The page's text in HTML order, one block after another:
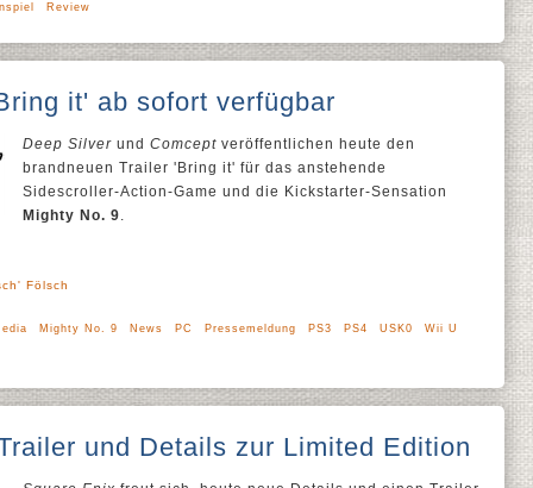
Review
it' ab sofort verfügbar
Deep Silver und Comcept veröffentlichen heute den
brandneuen Trailer 'Bring it' für das anstehende
Sidescroller-Action-Game und die Kickstarter-Sensation
Mighty No. 9.
Fölsch
Mighty No. 9 News PC Pressemeldung PS3 PS4 USK0 Wii U
und Details zur Limited Edition